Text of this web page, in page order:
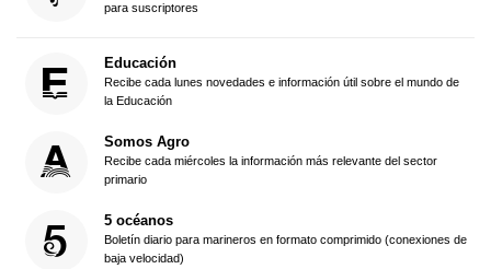
para suscriptores
Educación
Recibe cada lunes novedades e información útil sobre el mundo de
la Educación
Somos Agro
Recibe cada miércoles la información más relevante del sector
primario
5 océanos
Boletín diario para marineros en formato comprimido (conexiones de
baja velocidad)